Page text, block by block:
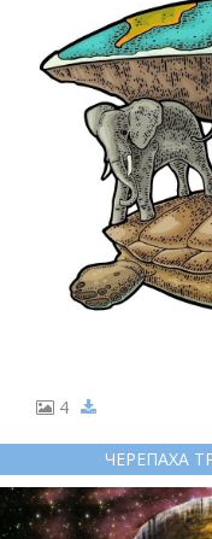
4
ЧЕРЕПАХА